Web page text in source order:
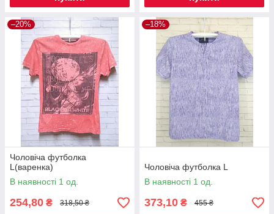
–20%
Чоловіча футболка
L(варенка)
В наявності 1 од.
254,80 ₴ 318,50 ₴
–18%
Чоловіча футболка L
В наявності 1 од.
373,10 ₴ 455 ₴